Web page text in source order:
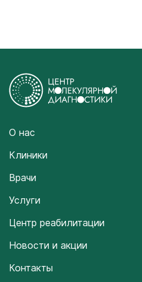
О нас
Клиники
Врачи
Услуги
Центр реабилитации
Новости и акции
Контакты